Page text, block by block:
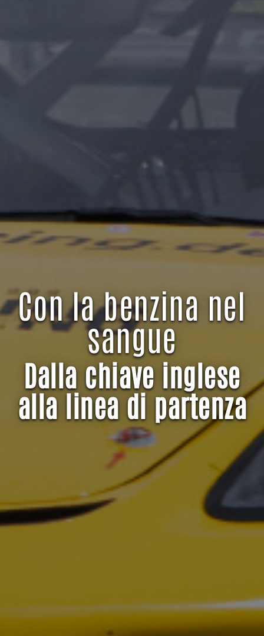
Con la benzina nel
sangue
Dalla chiave inglese
alla linea di partenza